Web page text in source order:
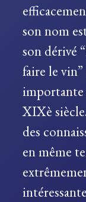
son nom
son dérivé
faire le
importante
XIXè
des
en même